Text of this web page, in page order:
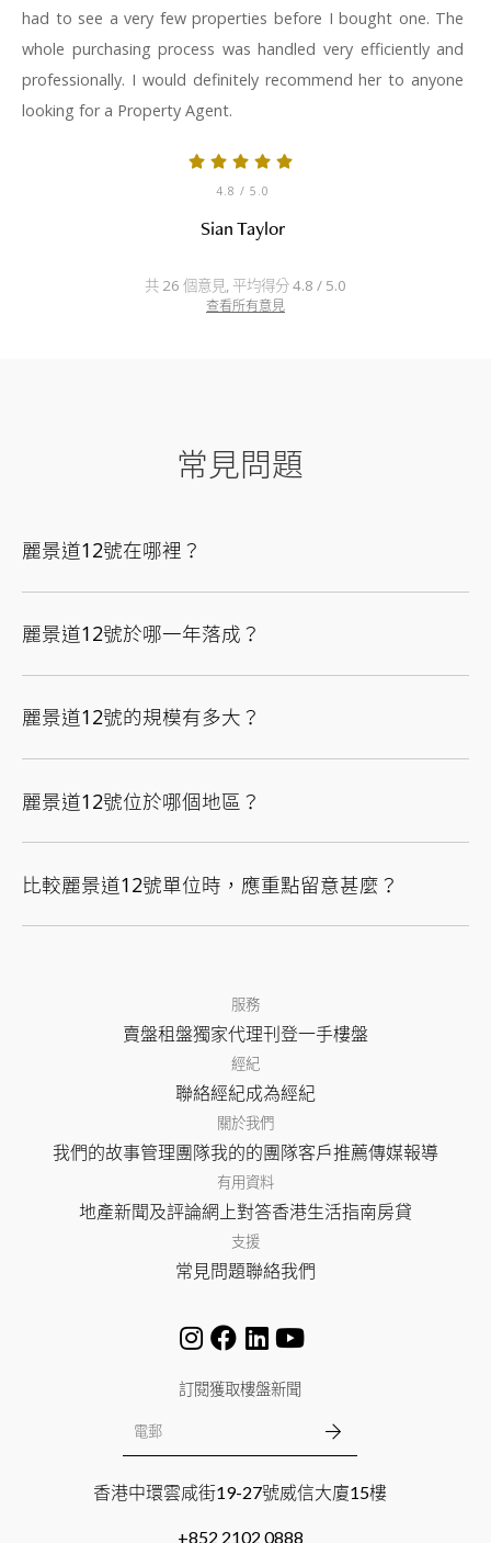
had to see a very few properties before I bought one. The
whole purchasing process was handled very efficiently and
professionally. I would definitely recommend her to anyone
looking for a Property Agent.
4.8 / 5.0
Sian Taylor
共 26 個意見, 平均得分 4.8 / 5.0
查看所有意見
常見問題
麗景道12號在哪裡？
麗景道12號於哪一年落成？
麗景道12號的規模有多大？
麗景道12號位於哪個地區？
比較麗景道12號單位時，應重點留意甚麼？
服務
賣盤租盤獨家代理刊登一手樓盤
經紀
聯絡經紀成為經紀
關於我們
我們的故事管理團隊我的的團隊客戶推薦傳媒報導
有用資料
地產新聞及評論網上對答香港生活指南房貸
支援
常見問題聯絡我們
訂閱獲取樓盤新聞
香港中環雲咸街19-27號威信大廈15樓
+852 2102 0888